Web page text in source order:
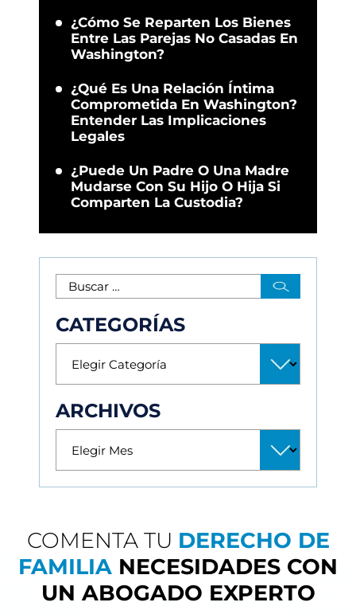
¿Cómo Se Reparten Los Bienes
Entre Las Parejas No Casadas En
Washington?
¿Qué Es Una Relación Íntima
Comprometida En Washington?
Entender Las Implicaciones
Legales
¿Puede Un Padre O Una Madre
Mudarse Con Su Hijo O Hija Si
Comparten La Custodia?
CATEGORÍAS
ARCHIVOS
COMENTA TU DERECHO DE
FAMILIA NECESIDADES CON
UN ABOGADO EXPERTO